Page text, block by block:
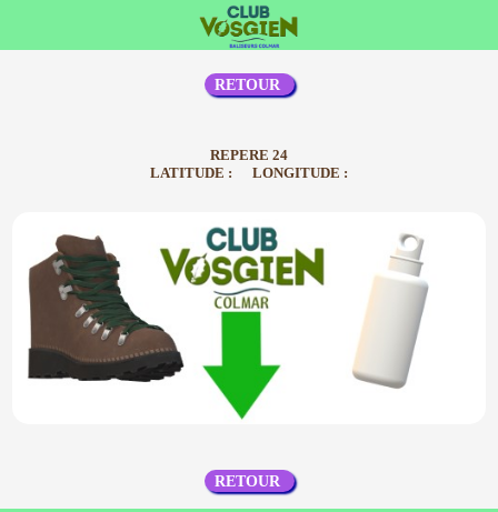
RETOUR
REPERE 24
LATITUDE : LONGITUDE :
RETOUR